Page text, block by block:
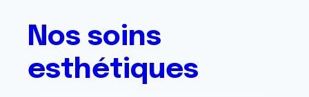
Nos soins
esthétiques